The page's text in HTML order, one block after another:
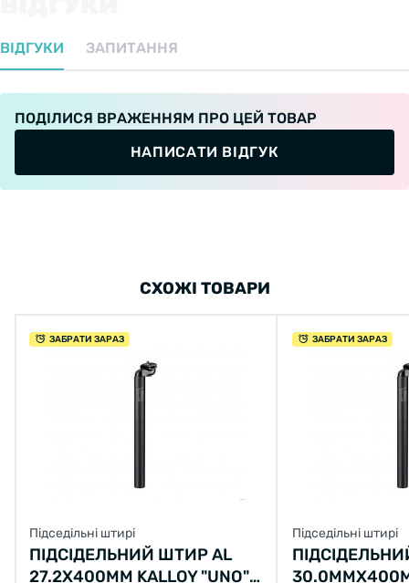
ВІДГУКИ ЗАПИТАННЯ
ПОДІЛИСЯ ВРАЖЕННЯМ ПРО ЦЕЙ ТОВАР
НАПИСАТИ ВІДГУК
СХОЖІ ТОВАРИ
ЗАБРАТИ ЗАРАЗ
Підседільні штирі
ПІДСІДЕЛЬНИЙ ШТИР AL
27.2X400ММ KALLOY "UNO"
ЗАБРАТИ ЗАРАЗ
Підседільні штирі